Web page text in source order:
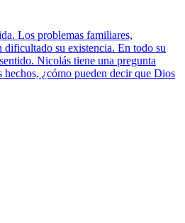
Los problemas familiares,
dificultado su existencia. En todo su
Nicolás tiene una pregunta
¿cómo pueden decir que Dios